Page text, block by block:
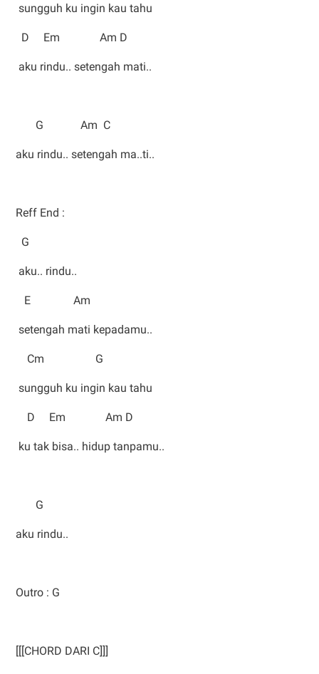
sungguh ku ingin kau tahu
D Em Am D
aku rindu.. setengah mati..
G Am C
aku rindu.. setengah ma..ti..
Reff End :
G
aku.. rindu..
E Am
setengah mati kepadamu..
Cm G
sungguh ku ingin kau tahu
D Em Am D
ku tak bisa.. hidup tanpamu..
G
aku rindu..
Outro : G
[[[CHORD DARI C]]]